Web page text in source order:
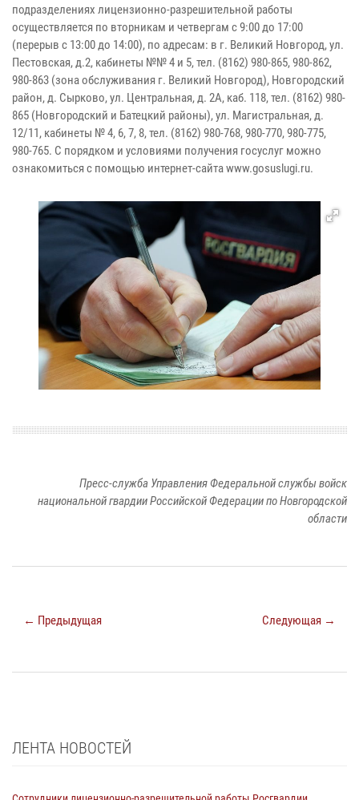
подразделениях лицензионно-разрешительной работы
осуществляется по вторникам и четвергам с 9:00 до 17:00
(перерыв с 13:00 до 14:00), по адресам: в г. Великий Новгород, ул.
Пестовская, д.2, кабинеты №№ 4 и 5, тел. (8162) 980-865, 980-862,
980-863 (зона обслуживания г. Великий Новгород), Новгородский
район, д. Сырково, ул. Центральная, д. 2А, каб. 118, тел. (8162) 980-
865 (Новгородский и Батецкий районы), ул. Магистральная, д.
12/11, кабинеты № 4, 6, 7, 8, тел. (8162) 980-768, 980-770, 980-775,
980-765. С порядком и условиями получения госуслуг можно
ознакомиться с помощью интернет-сайта www.gosuslugi.ru.
Пресс-служба Управления Федеральной службы войск
национальной гвардии Российской Федерации по Новгородской
области
← Предыдущая Следующая →
ЛЕНТА НОВОСТЕЙ